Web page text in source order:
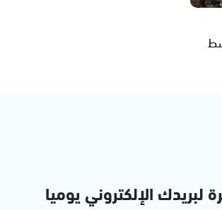
لبريدك الإلكتروني يوميا